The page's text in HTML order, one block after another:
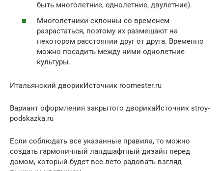
быть многолетние, однолетние, двулетние).
Многолетники склонны со временем
разрастаться, поэтому их размещают на
некотором расстоянии друг от друга. Временно
можно посадить между ними однолетние
культуры.
Итальянский дворикИсточник roomester.ru
Вариант оформления закрытого дворикаИсточник stroy-
podskazka.ru
Если соблюдать все указанные правила, то можно
создать гармоничный ландшафтный дизайн перед
домом, который будет все лето радовать взгляд